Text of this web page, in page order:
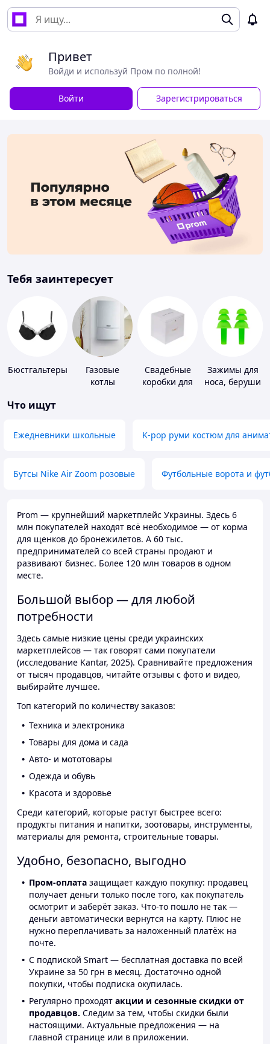
Привет
Войди и используй Пром по полной!
Войти Зарегистрироваться
Тебя заинтересует
Бюстгальтеры
Газовые
котлы
Свадебные
коробки для
Зажимы для
носа, беруши
Что ищут
Ежедневники школьные K-pop руми костюм для
Бутсы Nike Air Zoom розовые Футбольные ворота и
Prom — крупнейший маркетплейс Украины. Здесь 6
млн покупателей находят всё необходимое — от корма
для щенков до бронежилетов. А 60 тыс.
предпринимателей со всей страны продают и
развивают бизнес. Более 120 млн товаров в одном
месте.
Большой выбор — для любой
потребности
Здесь самые низкие цены среди украинских
маркетплейсов — так говорят сами покупатели
(исследование Kantar, 2025). Сравнивайте предложения
от тысяч продавцов, читайте отзывы с фото и видео,
выбирайте лучшее.
Топ категорий по количеству заказов:
Техника и электроника
Товары для дома и сада
Авто- и мототовары
Одежда и обувь
Красота и здоровье
Среди категорий, которые растут быстрее всего:
продукты питания и напитки, зоотовары, инструменты,
материалы для ремонта, строительные товары.
Удобно, безопасно, выгодно
Пром-оплата защищает каждую покупку: продавец
получает деньги только после того, как покупатель
осмотрит и заберёт заказ. Что-то пошло не так —
деньги автоматически вернутся на карту. Плюс не
нужно переплачивать за наложенный платёж на
почте.
С подпиской Smart — бесплатная доставка по всей
Украине за 50 грн в месяц. Достаточно одной
покупки, чтобы подписка окупилась.
Регулярно проходят акции и сезонные скидки от
продавцов. Следим за тем, чтобы скидки были
настоящими. Актуальные предложения — на
главной странице или в приложении.